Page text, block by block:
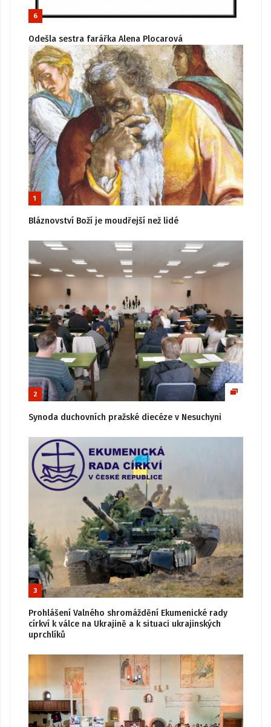
6
Odešla sestra farářka Alena Plocarová
1
Bláznovství Boží je moudřejší než lidé
2
Synoda duchovních pražské diecéze v Nesuchyni
3
Prohlášení Valného shromáždění Ekumenické rady
církví k válce na Ukrajině a k situaci ukrajinských
uprchlíků